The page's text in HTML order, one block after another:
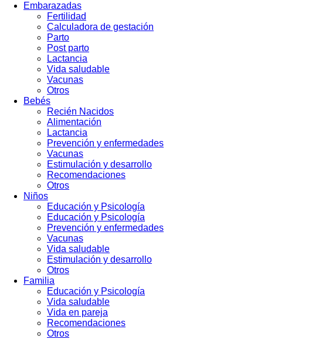
Embarazadas
Fertilidad
Calculadora de gestación
Parto
Post parto
Lactancia
Vida saludable
Vacunas
Otros
Bebés
Recién Nacidos
Alimentación
Lactancia
Prevención y enfermedades
Vacunas
Estimulación y desarrollo
Recomendaciones
Otros
Niños
Educación y Psicología
Educación y Psicología
Prevención y enfermedades
Vacunas
Vida saludable
Estimulación y desarrollo
Otros
Familia
Educación y Psicología
Vida saludable
Vida en pareja
Recomendaciones
Otros